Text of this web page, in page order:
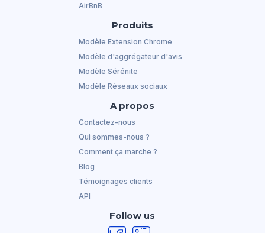
AirBnB
Produits
Modèle Extension Chrome
Modèle d'aggrégateur d'avis
Modèle Sérénite
Modèle Réseaux sociaux
A propos
Contactez-nous
Qui sommes-nous ?
Comment ça marche ?
Blog
Témoignages clients
API
Follow us